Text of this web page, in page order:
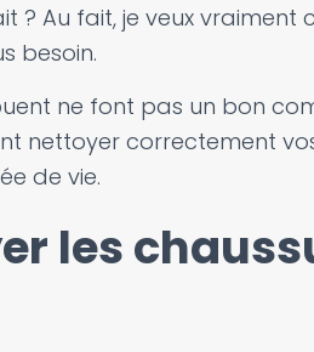
? Au fait, je veux vraiment
besoin.
ne font pas un bon
nettoyer correctement
de vie.
les